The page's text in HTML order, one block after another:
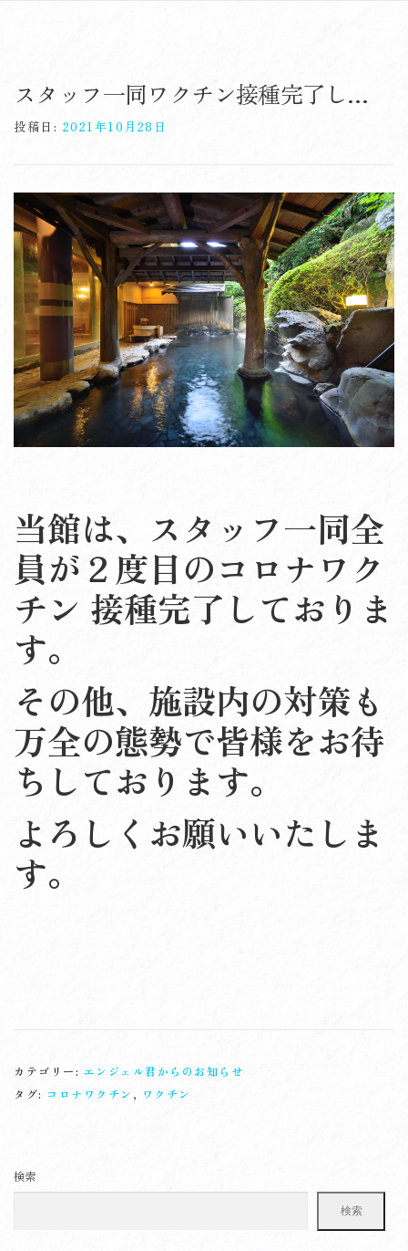
content
スタッフ一同ワクチン接種完了しております
投稿日: 2021年10月28日
当館は、スタッフ一同全
員が２度目のコロナワク
チン 接種完了しておりま
す。
その他、施設内の対策も
万全の態勢で皆様をお待
ちしております。
よろしくお願いいたしま
す。
カテゴリー: エンジェル君からのお知らせ
タグ: コロナワクチン , ワクチン
検索
検索